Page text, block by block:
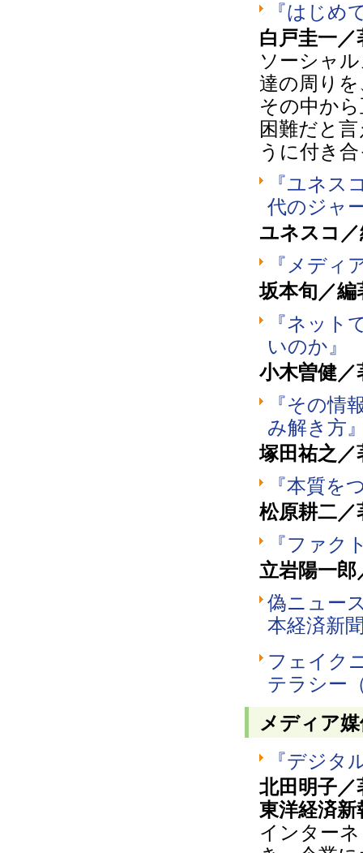
『はじめ
白戸圭一
ソーシャ
達の周り
その中か
困難だと
うに付き
『ユネ
代のジャ
ユネスコ
『メデ
坂本旬／
『ネッ
いのか』
小木曽健
『その
み解き方
塚田祐之
『本質
松原耕二
『ファク
立岩陽一
偽ニュー
本経済新
フェイク
テラシー
メディア
『デジタ
北田明子
東洋経済
インター